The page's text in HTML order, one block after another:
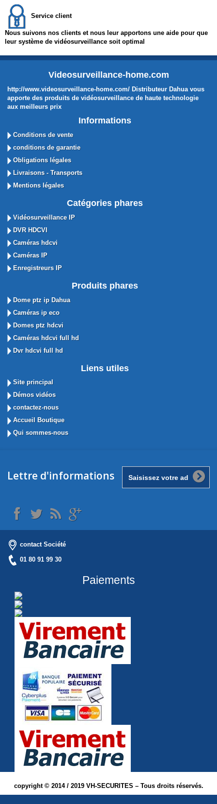
Service client
Nous suivons nos clients et nous leur apportons une aide pour que
leur système de vidéosurveillance soit optimal
Videosurveillance-home.com
http://www.videosurveillance-home.com/ Distributeur Dahua vous
apporte des produits de vidéosurveillance de haute technologie
aux meilleurs prix
Informations
Conditions de vente
conditions de garantie
Obligations légales
Livraisons - Transports
Mentions légales
Catégories phares
Vidéosurveillance IP
DVR HDCVI
Caméras hdcvi
Caméras IP
Enregistreurs IP
Produits phares
Dome ptz ip Dahua
Caméras ip eco
Domes ptz hdcvi
Caméras hdcvi full hd
Dvr hdcvi full hd
Liens utiles
Site principal
Démos vidéos
contactez-nous
Accueil Boutique
Qui sommes-nous
Lettre d'informations
contact Société
01 80 91 99 30
Paiements
copyright © 2014 / 2019 VH-SECURITES – Tous droits réservés.